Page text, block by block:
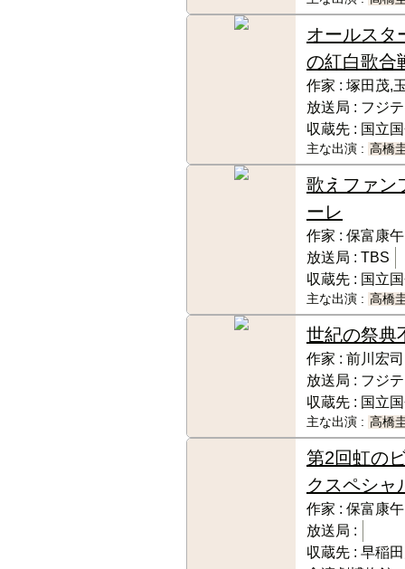
オールスタ
の紅白歌合
作家 : 塚田茂,
放送局 : フジ
収蔵先 : 国立
主な出演 : 高橋
歌えファン
ーレ
作家 : 保富康午
放送局 : TBS
収蔵先 : 国立
主な出演 : 高橋
世紀の祭典
作家 : 前川宏司
放送局 : フジ
収蔵先 : 国立
主な出演 : 高橋
第2回虹の
クスペシャ
作家 : 保富康午
放送局 :
収蔵先 : 早稲